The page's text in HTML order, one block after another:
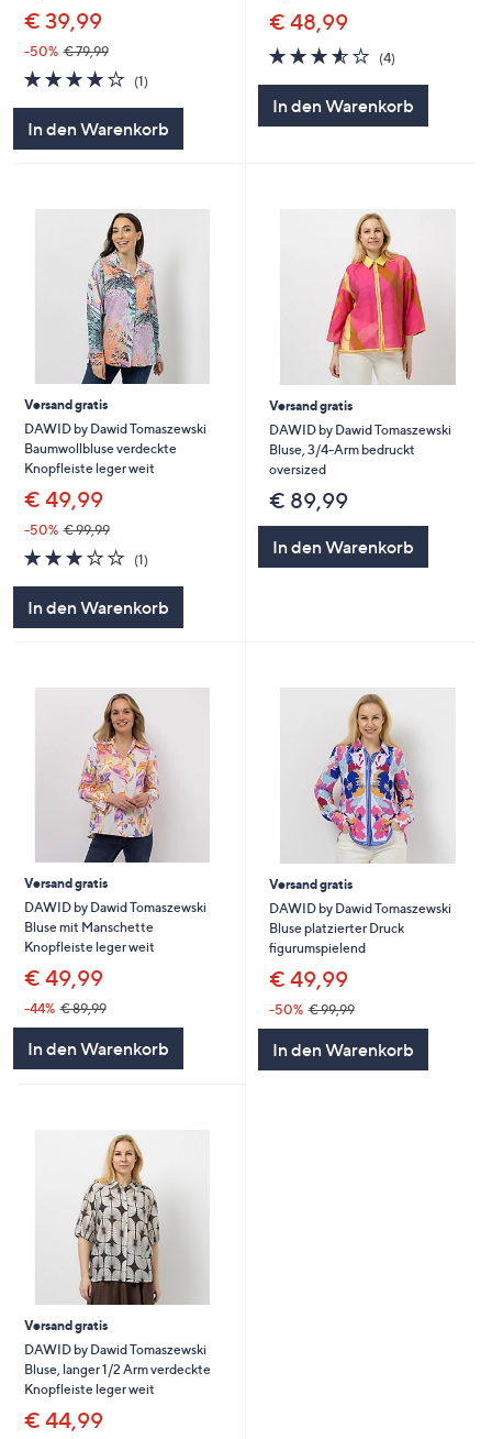
€ 39,99
-50% € 79,99
4.0
von
5
(1)
In den Warenkorb
€ 48,99
3.5
von
5
(4)
In den Warenkorb
Versand gratis
DAWID by Dawid Tomaszewski
Baumwollbluse verdeckte
Knopfleiste leger weit
€ 49,99
-50% € 99,99
3.0
von
(1)
In den Warenkorb
Versand gratis
DAWID by Dawid Tomaszewski
Bluse, 3/4-Arm bedruckt
oversized
€ 89,99
In den Warenkorb
Versand gratis
DAWID by Dawid Tomaszewski
Bluse mit Manschette
Knopfleiste leger weit
€ 49,99
-44% € 89,99
In den Warenkorb
Versand gratis
DAWID by Dawid Tomaszewski
Bluse platzierter Druck
figurumspielend
€ 49,99
-50% € 99,99
In den Warenkorb
Versand gratis
DAWID by Dawid Tomaszewski
Bluse, langer 1/2 Arm verdeckte
Knopfleiste leger weit
€ 44,99